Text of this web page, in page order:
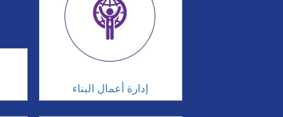
إدارة أعمال البناء